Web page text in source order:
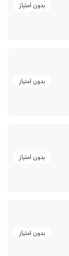
بدون امتیاز
بدون امتیاز
بدون امتیاز
بدون امتیاز